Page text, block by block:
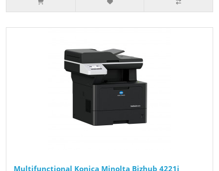
Multifunctional Konica Minolta Bizhub 4221i